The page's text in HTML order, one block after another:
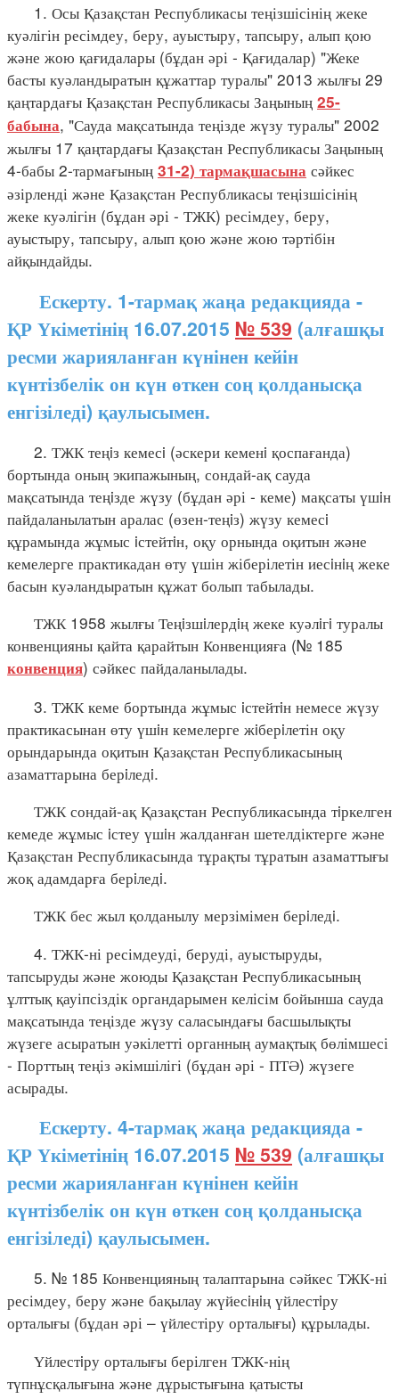
1. Осы Қазақстан Республикасы теңізшісінің жеке
куәлігін ресімдеу, беру, ауыстыру, тапсыру, алып қою
және жою қағидалары (бұдан әрі - Қағидалар) "Жеке
басты куәландыратын құжаттар туралы" 2013 жылғы 29
қаңтардағы Қазақстан Республикасы Заңының 25-
бабына, "Сауда мақсатында теңізде жүзу туралы" 2002
жылғы 17 қаңтардағы Қазақстан Республикасы Заңының
4-бабы 2-тармағының 31-2) тармақшасына сәйкес
әзірленді және Қазақстан Республикасы теңізшісінің
жеке куәлігін (бұдан әрі - ТЖК) ресімдеу, беру,
ауыстыру, тапсыру, алып қою және жою тәртібін
айқындайды.
Ескерту. 1-тармақ жаңа редакцияда -
ҚР Үкіметінің 16.07.2015 № 539 (алғашқы
ресми жарияланған күнінен кейін
күнтізбелік он күн өткен соң қолданысқа
енгізіледі) қаулысымен.
2. ТЖК теңiз кемесi (әскери кеменi қоспағанда)
бортында оның экипажының, сондай-ақ сауда
мақсатында теңiзде жүзу (бұдан әрі - кеме) мақсаты үшiн
пайдаланылатын аралас (өзен-теңiз) жүзу кемесi
құрамында жұмыс iстейтiн, оқу орнында оқитын және
кемелерге практикадан өту үшін жіберілетін иесiнiң жеке
басын куәландыратын құжат болып табылады.
ТЖК 1958 жылғы Теңiзшiлердiң жеке куәлiгi туралы
конвенцияны қайта қарайтын Конвенцияға (№ 185
конвенция) сәйкес пайдаланылады.
3. ТЖК кеме бортында жұмыс iстейтiн немесе жүзу
практикасынан өту үшiн кемелерге жiберiлетін оқу
орындарында оқитын Қазақстан Республикасының
азаматтарына берiледi.
ТЖК сондай-ақ Қазақстан Республикасында тiркелген
кемеде жұмыс iстеу үшiн жалданған шетелдіктерге және
Қазақстан Республикасында тұрақты тұратын азаматтығы
жоқ адамдарға берiледi.
ТЖК бес жыл қолданылу мерзімімен берiледi.
4. ТЖК-ні ресімдеуді, беруді, ауыстыруды,
тапсыруды және жоюды Қазақстан Республикасының
ұлттық қауіпсіздік органдарымен келісім бойынша сауда
мақсатында теңізде жүзу саласындағы басшылықты
жүзеге асыратын уәкілетті органның аумақтық бөлімшесі
- Порттың теңіз әкімшілігі (бұдан әрі - ПТӘ) жүзеге
асырады.
Ескерту. 4-тармақ жаңа редакцияда -
ҚР Үкіметінің 16.07.2015 № 539 (алғашқы
ресми жарияланған күнінен кейін
күнтізбелік он күн өткен соң қолданысқа
енгізіледі) қаулысымен.
5. № 185 Конвенцияның талаптарына сәйкес ТЖК-ні
ресімдеу, беру және бақылау жүйесiнiң үйлестiру
орталығы (бұдан әрі – үйлестіру орталығы) құрылады.
Үйлестiру орталығы берілген ТЖК-нің
түпнұсқалығына және дұрыстығына қатысты